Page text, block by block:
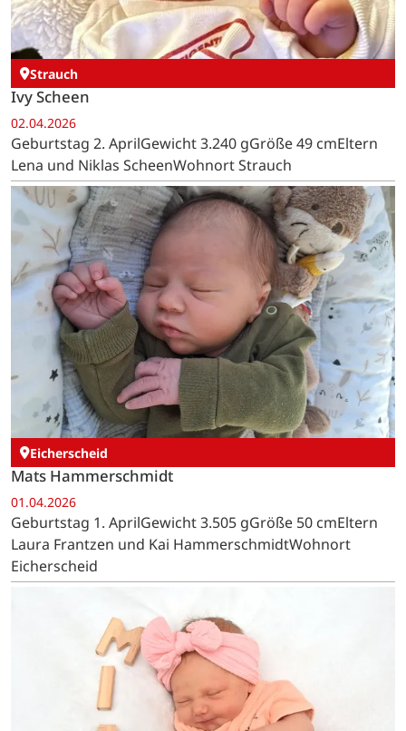
Strauch
Ivy Scheen
02.04.2026
Geburtstag 2. AprilGewicht 3.240 gGröße 49 cmEltern
Lena und Niklas ScheenWohnort Strauch
Eicherscheid
Mats Hammerschmidt
01.04.2026
Geburtstag 1. AprilGewicht 3.505 gGröße 50 cmEltern
Laura Frantzen und Kai HammerschmidtWohnort
Eicherscheid